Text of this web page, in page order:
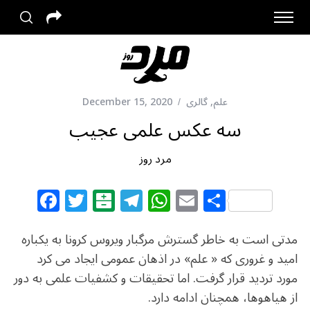
علم,گالری December 15, 2020
سه عکس علمی عجیب
مرد روز
F
a
c
e
b
T
w
itt
e
r
B
al
at
ar
in
T
el
e
g
ra
W
h
at
s
A
E
m
ai
l
S
h
ar
e
مدتی است به خاطر گسترش مرگبار ویروس کرونا به یکباره
امید و غروری که « علم» در اذهان عمومی ایجاد می کرد
مورد تردید قرار گرفت. اما تحقیقات و کشفیات علمی به دور
از هیاهوها، همچنان ادامه دارد.